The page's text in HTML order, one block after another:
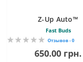
Z-Up Auto™
Fast Buds
Отзывов - 0
650.00 грн.